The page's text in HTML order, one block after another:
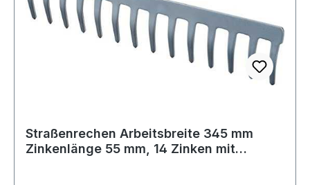
Straßenrechen Arbeitsbreite 345 mm
Zinkenlänge 55 mm, 14 Zinken mit